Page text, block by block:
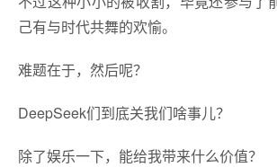
己有与时代共舞的欢愉。
难题在于，然后呢？
DeepSeek们到底关我们啥事儿？
除了娱乐一下，能给我带来什么价值？